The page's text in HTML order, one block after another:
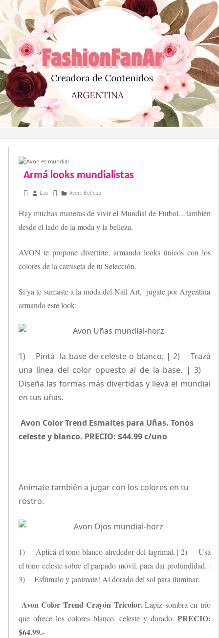
al
contenido
Armá looks mundialistas
mayo 20, 2014
Lau Avon, Belleza
Hay muchas maneras de vivir el Mundial de Futbol…también
desde el lado de la moda y la belleza.
AVON te propone divertirte, armando looks únicos con los
colores de la camiseta de tu Selección.
Si ya te sumaste a la moda del Nail Art, jugate por Argentina
armando este look:
1) Pintá la base de celeste o blanco. | 2) Trazá
una línea del color opuesto al de la base. | 3)
Diseña las formas más divertidas y llevá el mundial
en tus uñas.
Avon Color Trend Esmaltes para Uñas. Tonos
celeste y blanco. PRECIO: $44.99 c/uno
Animate también a jugar con los colores en tu
rostro.
1) Aplicá el tono blanco alrededor del lagrimal. | 2) Usá
el tono celeste sobre el parpado móvil, para dar profundidad. |
3) Esfúmalo y ¡animate! Al dorado del sol para iluminar.
Avon Color Trend Crayón Tricolor.Lápiz sombra en trío
que ofrece los colores blanco, celeste y dorado. PRECIO:
$64.99.-